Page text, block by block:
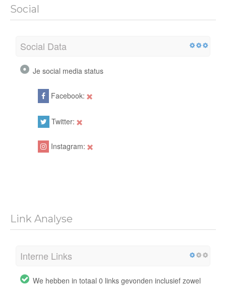
Social
Social Data
Je social media status
Facebook:
Twitter:
Instagram:
Link Analyse
Interne Links
We hebben in totaal 0 links gevonden inclusief zowel